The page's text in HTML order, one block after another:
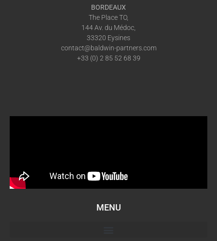
BORDEAUX
The Place TO,
144 Av. du Médoc,
33320 Eysines
contact@baldwin-partners.com
+33 (0) 2 85 52 68 39
MENU